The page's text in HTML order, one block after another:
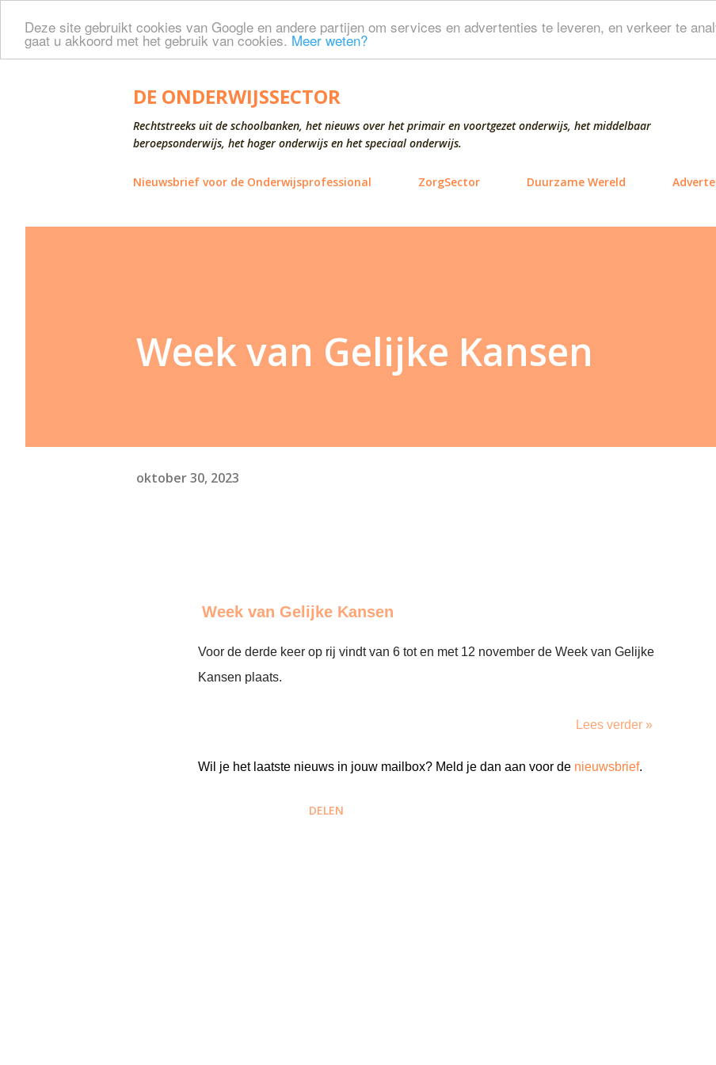
Deze site gebruikt cookies van Google en andere partijen om services en advertenties te leveren, en verkeer te
gaat u akkoord met het gebruik van cookies. Meer weten?
Doorgaan naar hoofdcontent
DE ONDERWIJSSECTOR
Rechtstreeks uit de schoolbanken, het nieuws over het primair en voortgezet onderwijs, het middelbaar
beroepsonderwijs, het hoger onderwijs en het speciaal onderwijs.
Nieuwsbrief voor de Onderwijsprofessional ZorgSector Duurzame Wereld
Week van Gelijke Kansen
oktober 30, 2023
Week van Gelijke Kansen
Voor de derde keer op rij vindt van 6 tot en met 12 november de Week van Gelijke
Kansen plaats.
Lees verder »
Wil je het laatste nieuws in jouw mailbox? Meld je dan aan voor de nieuwsbrief.
DELEN